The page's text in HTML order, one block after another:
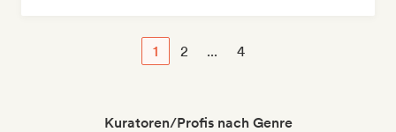
1 2 ... 4
Kuratoren/Profis nach Genre